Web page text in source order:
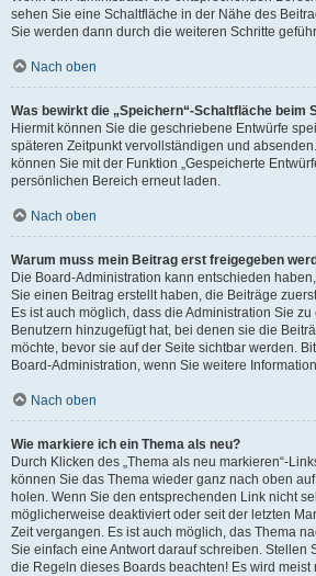
sehen Sie eine Schaltfläche in der Nähe des
Sie werden dann durch die weiteren Schritte
Nach oben
Was bewirkt die „Speichern“-Schaltfläche beim
Hiermit können Sie die geschriebene Entwürfe
späteren Zeitpunkt vervollständigen und
können Sie mit der Funktion „Gespeicherte
persönlichen Bereich erneut laden.
Nach oben
Warum muss mein Beitrag erst freigegeben
Die Board-Administration kann entschieden
Sie einen Beitrag erstellt haben, die Beiträge
Es ist auch möglich, dass die Administration Sie
Benutzern hinzugefügt hat, bei denen sie die
möchte, bevor sie auf der Seite sichtbar werden.
Board-Administration, wenn Sie weitere
Nach oben
Wie markiere ich ein Thema als neu?
Durch Klicken des „Thema als neu markieren“-
können Sie das Thema wieder ganz nach oben
holen. Wenn Sie den entsprechenden Link nicht
möglicherweise deaktiviert oder seit der letzten
Zeit vergangen. Es ist auch möglich, das Thema
Sie einfach eine Antwort darauf schreiben. Stellen
die Regeln dieses Boards beachten! Es wird